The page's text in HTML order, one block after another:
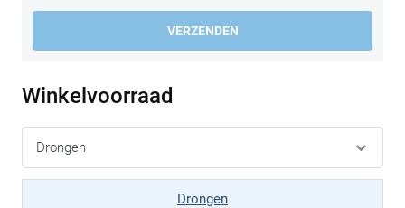
VERZENDEN
Winkelvoorraad
Drongen